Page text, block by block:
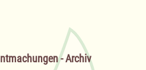
- Archiv